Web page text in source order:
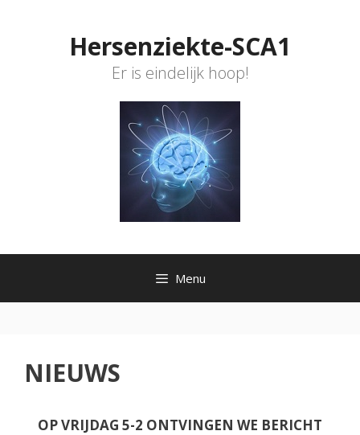
Hersenziekte-SCA1
Er is eindelijk hoop!
Menu
NIEUWS
OP VRIJDAG 5-2 ONTVINGEN WE BERICHT